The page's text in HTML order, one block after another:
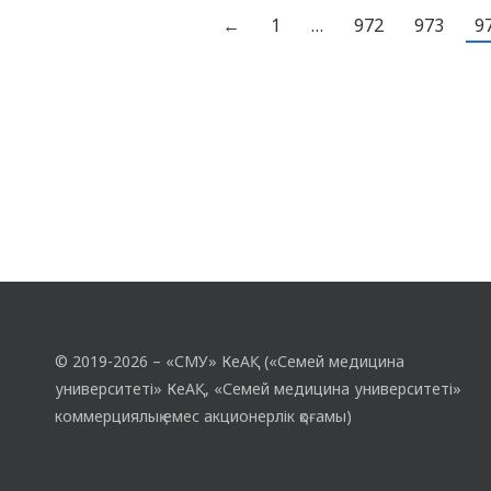
«Павлодар қаласының отбасылық үлгідегі
← 1 … 972 973
© 2019-2026 – «СМУ» КеАҚ («Семей медицина
университеті» КеАҚ, «Семей медицина университеті»
коммерциялық емес акционерлік қоғамы)